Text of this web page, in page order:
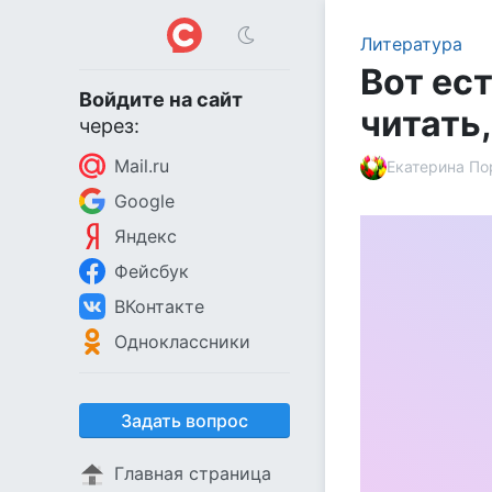
Войдите на сайт
через:
Mail.ru
Google
Яндекс
Фейсбук
ВКонтакте
Одноклассники
Задать вопрос
Главная страница
Литература
Вот
Екатерина